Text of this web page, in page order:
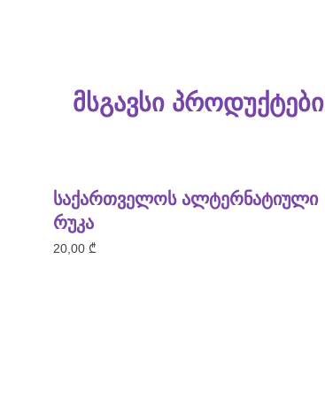
მსგავსი პროდუქტები
საქართველოს ალტერნატიული
რუკა
20,00 ₾